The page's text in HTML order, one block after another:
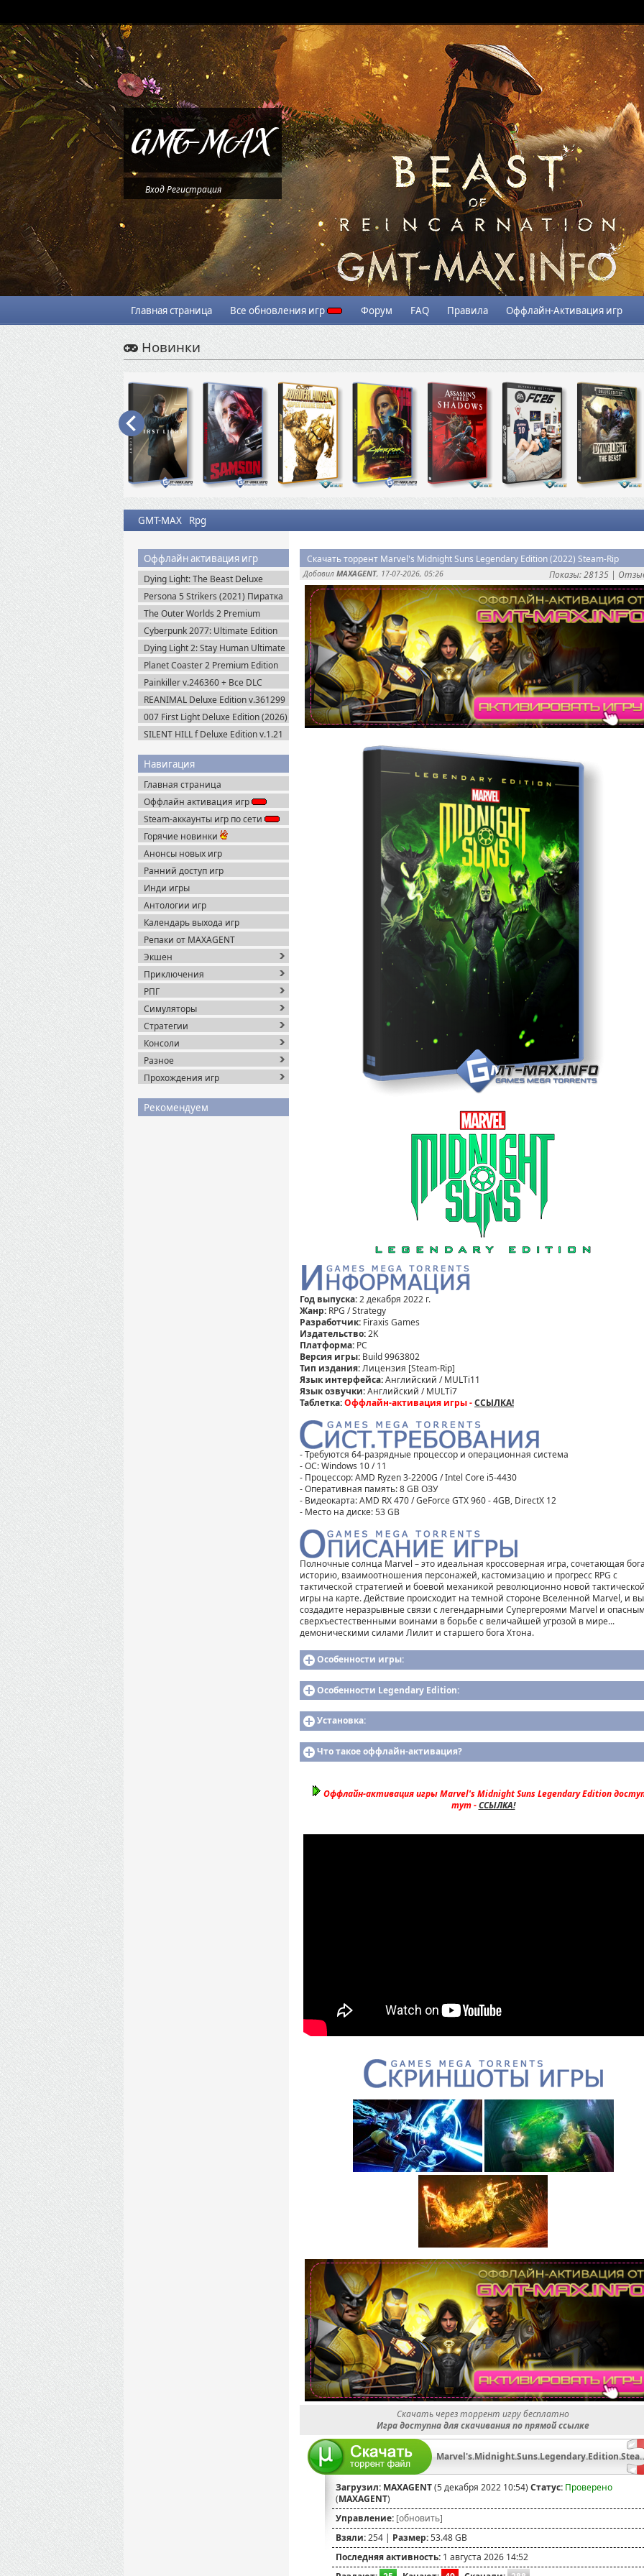
ВходРегистрация
Главная страница Все обновления игр Форум FAQ Правила Оффлайн-Активация игр
Новинки
GMT-MAX Rpg
Оффлайн активация игр
Dying Light: The Beast Deluxe
Edition v.1.6.4 + Все DLC (2025)
Пиратка
Persona 5 Strikers (2021) Пиратка
The Outer Worlds 2 Premium
Edition v.1.2.0.1 (2025) Пиратка
Cyberpunk 2077: Ultimate Edition
v.2.31a + Все DLC (2025) Portable
Dying Light 2: Stay Human Ultimate
Edition v.1.29.0 + Все DLC (2022)
Пиратка
Planet Coaster 2 Premium Edition
(2024) Steam-Rip
Painkiller v.246360 + Все DLC
(2025) Portable
REANIMAL Deluxe Edition v.361299
(2026) Пиратка
007 First Light Deluxe Edition (2026)
Пиратка
SILENT HILL f Deluxe Edition v.1.21
Навигация
Главная страница
Оффлайн активация игр
Steam-аккаунты игр по сети
Горячие новинки
Анонсы новых игр
Ранний доступ игр
Инди игры
Антологии игр
Календарь выхода игр
Репаки от MAXAGENT
Экшен
Приключения
РПГ
Симуляторы
Стратегии
Консоли
Разное
Прохождения игр
Рекомендуем
Скачать торрент Marvel's Midnight Suns Legendary Edition (2022) Steam-Rip
Показы: 28135 |
Добавил MAXAGENT, 17-07-2026, 05:26
Год выпуска:2 декабря 2022 г.
Жанр: RPG / Strategy
Разработчик: Firaxis Games
Издательство:2K
Платформа: PC
Версия игры: Build 9963802
Тип издания:Лицензия [Steam-Rip]
Язык интерфейса:Английский / MULTi11
Язык озвучки:Английский / MULTi7
Таблетка:Оффлайн-активация игры -ССЫЛКА!
- Требуются 64-разрядные процессор и операционная система
- ОС: Windows 10 / 11
- Процессор: AMD Ryzen 3-2200G / Intel Core i5-4430
- Оперативная память: 8 GB ОЗУ
- Видеокарта: AMD RX 470 / GeForce GTX 960 - 4GB, DirectX 12
- Место на диске: 53 GB
Полночные солнца Marvel – это идеальная кроссоверная игра, сочетающая
историю, взаимоотношения персонажей, кастомизацию и прогресс RPG с
тактической стратегией и боевой механикой революционно новой
игры на карте. Действие происходит на темной стороне Вселенной Marvel, и вы
создадите неразрывные связи с легендарными Супергероями Marvel и
сверхъестественными воинами в борьбе с величайшей угрозой в мире...
демоническими силами Лилит и старшего бога Хтона.
Особенности игры:
Особенности Legendary Edition:
Установка:
Что такое оффлайн-активация?
Оффлайн-активация игры Marvel's Midnight Suns Legendary Edition
тут -ССЫЛКА!
Скачать через торрент игру бесплатно
Игра доступна для скачивания по прямой ссылке
Загрузил: MAXAGENT(5 декабря 2022 10:54) Статус: Проверено
(MAXAGENT)
Управление: [обновить]
Взяли:254 | Размер:53.48 GB
Последняя активность: 1 августа 2026 14:52